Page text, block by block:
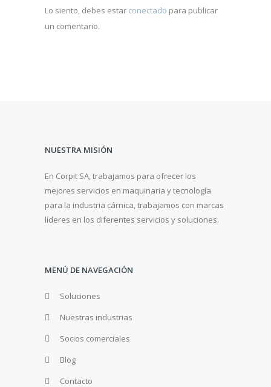
Lo siento, debes estar conectado para publicar
un comentario.
NUESTRA MISIÓN
En Corpit SA, trabajamos para ofrecer los
mejores servicios en maquinaria y tecnología
para la industria cárnica, trabajamos con marcas
líderes en los diferentes servicios y soluciones.
MENÚ DE NAVEGACIÓN
Soluciones
Nuestras industrias
Socios comerciales
Blog
Contacto